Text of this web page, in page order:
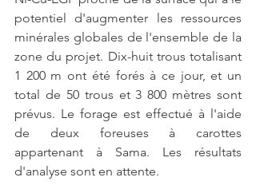
potentiel d'augmenter les ressources
minérales globales de l'ensemble de la
zone du projet. Dix-huit trous totalisant
1 200 m ont été forés à ce jour, et un
total de 50 trous et 3 800 mètres sont
prévus. Le forage est effectué à l'aide
de deux foreuses à carottes
appartenant à Sama. Les résultats
d'analyse sont en attente.